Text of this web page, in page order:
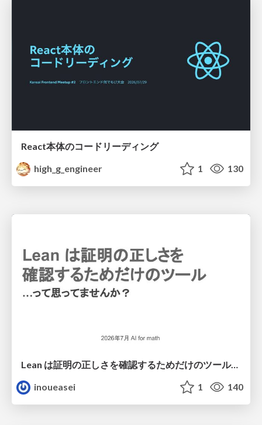
React本体のコードリーディング
high_g_engineer
1 130
Lean は証明の正しさを確認するためだけのツールって思ってませんか？
inoueasei
1 140